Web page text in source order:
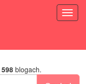
598blogach.